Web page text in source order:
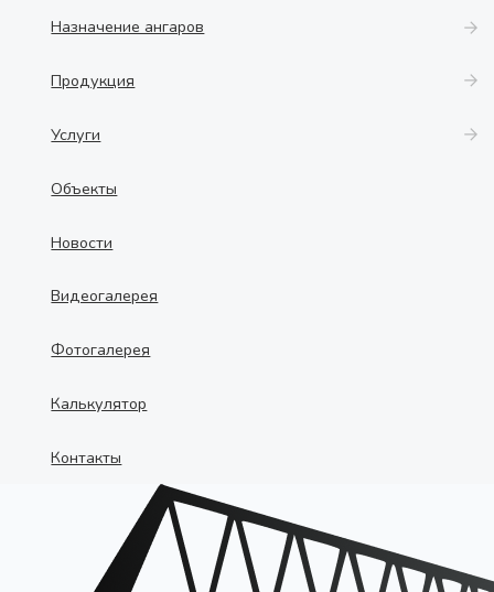
Назначение ангаров
Продукция
Услуги
Объекты
Новости
Видеогалерея
Фотогалерея
Калькулятор
Контакты